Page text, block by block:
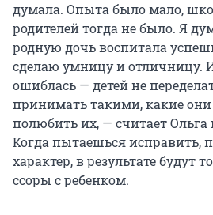
думала. Опыта было мало,
родителей тогда не было. Я
родную дочь воспитала
сделаю умницу и отличницу.
ошиблась — детей не
принимать такими, какие они
полюбить их, — считает Ольга
Когда пытаешься исправить,
характер, в результате будут
ссоры с ребенком.